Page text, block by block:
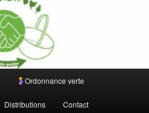
Ordonnance verte
Distributions Contact